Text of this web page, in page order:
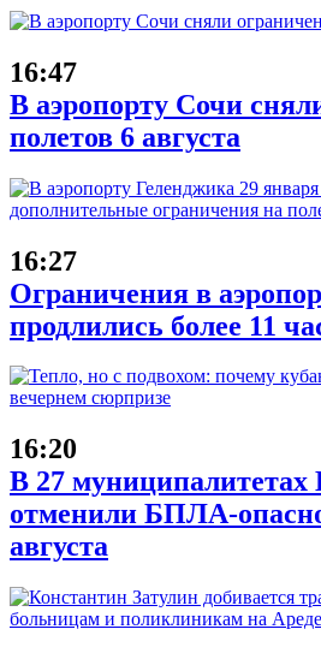
16:47
В аэропорту Сочи
полетов 6 августа
16:27
Ограничения в
продлились более 11
16:20
В 27 муниципалитетах
отменили БПЛА-
августа